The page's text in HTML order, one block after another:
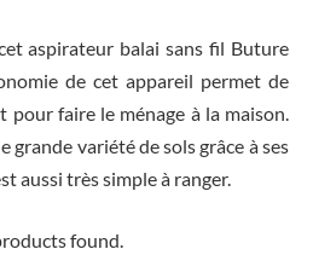
aspirateur balai sans fil Buture
de cet appareil permet de
pour faire le ménage à la maison.
grande variété de sols grâce à ses
aussi très simple à ranger.
found.